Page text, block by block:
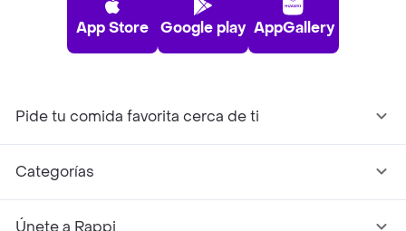
App Store Google play AppGallery
Pide tu comida favorita cerca de ti
Categorías
Únete a Rappi